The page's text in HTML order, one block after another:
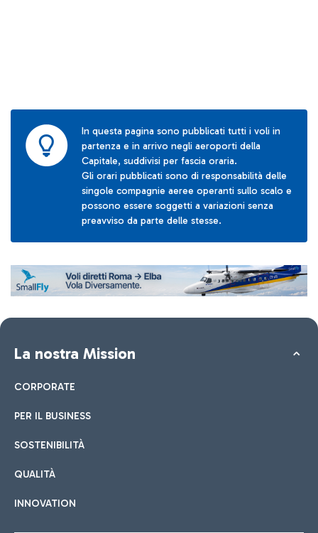
In questa pagina sono pubblicati tutti i voli in
partenza e in arrivo negli aeroporti della
Capitale, suddivisi per fascia oraria.
Gli orari pubblicati sono di responsabilità delle
singole compagnie aeree operanti sullo scalo e
possono essere soggetti a variazioni senza
preavviso da parte delle stesse.
La nostra Mission
CORPORATE
PER IL BUSINESS
SOSTENIBILITÀ
QUALITÀ
INNOVATION